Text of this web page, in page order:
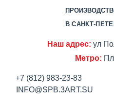
В САНКТ-
Наш адрес: ул
Метро:
+7 (812) 983-23-83
INFO@SPB.3ART.SU